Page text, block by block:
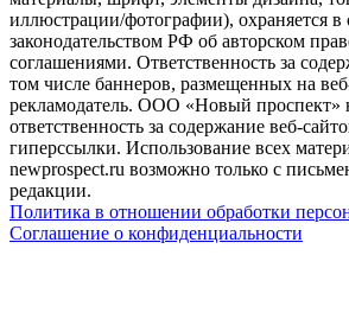
иллюстрации/фотографии), охраняется в
законодательством РФ об авторском
соглашениями. Ответственность за
том числе баннеров, размещенных на
рекламодатель. ООО «Новый проспект»
ответственность за содержание веб-
гиперссылки. Использование всех
newprospect.ru возможно только с
редакции.
Политика в отношении обработки
Соглашение о конфиденциальности